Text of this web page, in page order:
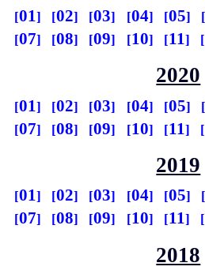
01 02 03 04 05
07
08 09 10 11
2020
01 02 03 04 05
07
08 09 10 11
2019
01 02 03 04 05
07
08 09 10 11
2018